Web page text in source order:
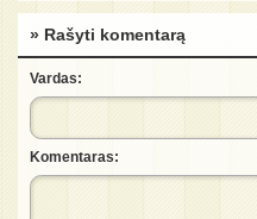
» Rašyti komentarą
Vardas:
Komentaras: